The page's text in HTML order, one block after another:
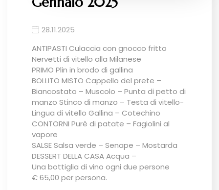
28.11.2025
ANTIPASTI Culaccia con gnocco fritto
Nervetti di vitello alla Milanese
PRIMO Plin in brodo di gallina
BOLLITO MISTO Cappello del prete –
Biancostato – Muscolo – Punta di petto di
manzo Stinco di manzo – Testa di vitello-
Lingua di vitello Gallina – Cotechino
CONTORNI Purè di patate – Fagiolini al
vapore
SALSE Salsa verde – Senape – Mostarda
DESSERT DELLA CASA Acqua –
Una bottiglia di vino ogni due persone
€ 65,00 per persona.